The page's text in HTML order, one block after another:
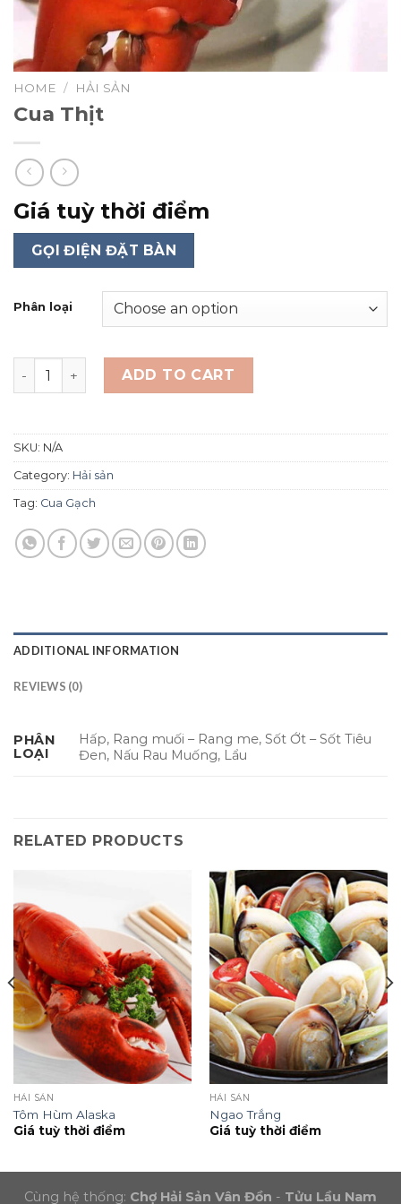
HOME / HẢI SẢN
Cua Thịt
Giá tuỳ thời điểm
GỌI ĐIỆN ĐẶT BÀN
Phân loại
Cua Thịt quantityADD TO CART
SKU: N/A
Category: Hải sản
Tag: Cua Gạch
ADDITIONAL INFORMATION
REVIEWS (0)
PHÂN
LOẠI
Hấp, Rang muối – Rang me, Sốt Ớt – Sốt Tiêu
Đen, Nấu Rau Muống, Lẩu
RELATED PRODUCTS
HẢI SẢN
Tôm Hùm Alaska
Giá tuỳ thời điểm
HẢI SẢN
Ngao Trắng
Giá tuỳ thời điểm
Cùng hệ thống: Chợ Hải Sản Vân Đồn - Tửu Lầu Nam